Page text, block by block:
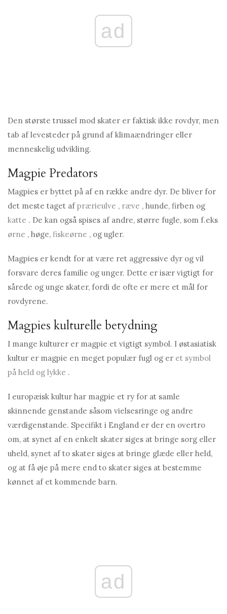
ad
Den største trussel mod skater er faktisk ikke rovdyr, men
tab af levesteder på grund af klimaændringer eller
menneskelig udvikling.
Magpie Predators
Magpies er byttet på af en række andre dyr. De bliver for
det meste taget afprærieulve , ræve , hunde, firben og
katte . De kan også spises af andre, større fugle, som f.eks
ørne , høge, fiskeørne , og ugler.
Magpies er kendt for at være ret aggressive dyr og vil
forsvare deres familie og unger. Dette er især vigtigt for
sårede og unge skater, fordi de ofte er mere et mål for
rovdyrene.
Magpies kulturelle betydning
I mange kulturer er magpie et vigtigt symbol. I østasiatisk
kultur er magpie en meget populær fugl og er et symbol
på held og lykke .
I europæisk kultur har magpie et ry for at samle
skinnende genstande såsom vielsesringe og andre
værdigenstande. Specifikt i England er der en overtro
om, at synet af en enkelt skater siges at bringe sorg eller
uheld, synet af to skater siges at bringe glæde eller held,
og at få øje på mere end to skater siges at bestemme
kønnet af et kommende barn.
ad